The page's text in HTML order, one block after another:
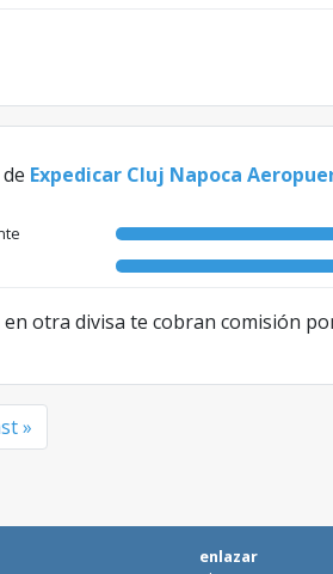
de Expedicar Cluj Napoca
otra divisa te cobran comisión
»
enlazar